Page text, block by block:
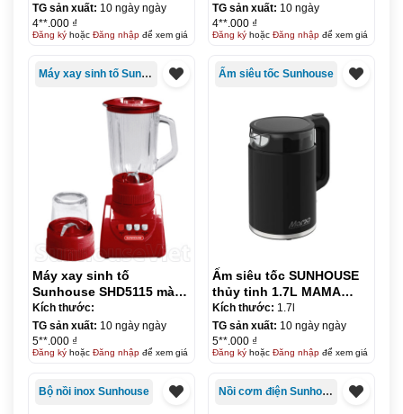
TG sản xuất: 10 ngày ngày
4**.000 ₫
Đăng kýhoặc Đăng nhậpđể xem giá
TG sản xuất: 10 ngày
4**.000 ₫
Đăng kýhoặc Đăng nhậpđể xem giá
Máy xay sinh tố Sunhouse
Máy xay sinh tố
Sunhouse SHD5115 màu
đỏ
Kích thước:
TG sản xuất: 10 ngày ngày
5**.000 ₫
Đăng kýhoặc Đăng nhậpđể xem giá
Ấm siêu tốc Sunhouse
Ấm siêu tốc SUNHOUSE
thủy tinh 1.7L MAMA
SHD1330
Kích thước: 1.7l
TG sản xuất: 10 ngày ngày
5**.000 ₫
Đăng kýhoặc Đăng nhậpđể xem giá
Bộ nồi inox Sunhouse Nồi cơm điện Sunhouse